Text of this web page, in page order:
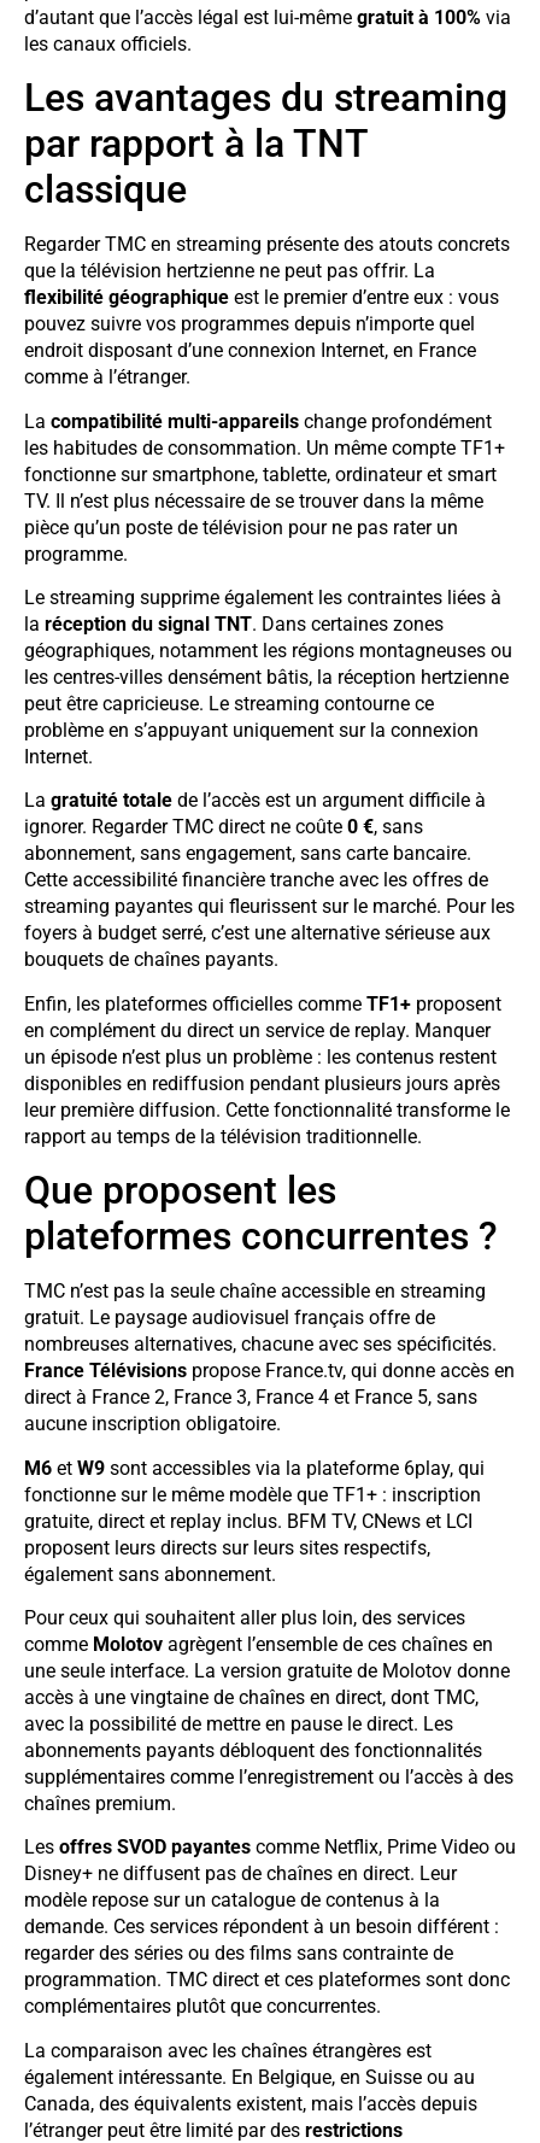
d’autant que l’accès légal est lui-même gratuit à 100% via
les canaux officiels.
Les avantages du streaming
par rapport à la TNT
classique
Regarder TMC en streaming présente des atouts concrets
que la télévision hertzienne ne peut pas offrir. La
flexibilité géographique est le premier d’entre eux : vous
pouvez suivre vos programmes depuis n’importe quel
endroit disposant d’une connexion Internet, en France
comme à l’étranger.
La compatibilité multi-appareils change profondément
les habitudes de consommation. Un même compte TF1+
fonctionne sur smartphone, tablette, ordinateur et smart
TV. Il n’est plus nécessaire de se trouver dans la même
pièce qu’un poste de télévision pour ne pas rater un
programme.
Le streaming supprime également les contraintes liées à
la réception du signal TNT. Dans certaines zones
géographiques, notamment les régions montagneuses ou
les centres-villes densément bâtis, la réception hertzienne
peut être capricieuse. Le streaming contourne ce
problème en s’appuyant uniquement sur la connexion
Internet.
La gratuité totale de l’accès est un argument difficile à
ignorer. Regarder TMC direct ne coûte 0 €, sans
abonnement, sans engagement, sans carte bancaire.
Cette accessibilité financière tranche avec les offres de
streaming payantes qui fleurissent sur le marché. Pour les
foyers à budget serré, c’est une alternative sérieuse aux
bouquets de chaînes payants.
Enfin, les plateformes officielles comme TF1+ proposent
en complément du direct un service de replay. Manquer
un épisode n’est plus un problème : les contenus restent
disponibles en rediffusion pendant plusieurs jours après
leur première diffusion. Cette fonctionnalité transforme le
rapport au temps de la télévision traditionnelle.
Que proposent les
plateformes concurrentes ?
TMC n’est pas la seule chaîne accessible en streaming
gratuit. Le paysage audiovisuel français offre de
nombreuses alternatives, chacune avec ses spécificités.
France Télévisions propose France.tv, qui donne accès en
direct à France 2, France 3, France 4 et France 5, sans
aucune inscription obligatoire.
M6 et W9 sont accessibles via la plateforme 6play, qui
fonctionne sur le même modèle que TF1+ : inscription
gratuite, direct et replay inclus. BFM TV, CNews et LCI
proposent leurs directs sur leurs sites respectifs,
également sans abonnement.
Pour ceux qui souhaitent aller plus loin, des services
comme Molotov agrègent l’ensemble de ces chaînes en
une seule interface. La version gratuite de Molotov donne
accès à une vingtaine de chaînes en direct, dont TMC,
avec la possibilité de mettre en pause le direct. Les
abonnements payants débloquent des fonctionnalités
supplémentaires comme l’enregistrement ou l’accès à des
chaînes premium.
Les offres SVOD payantes comme Netflix, Prime Video ou
Disney+ ne diffusent pas de chaînes en direct. Leur
modèle repose sur un catalogue de contenus à la
demande. Ces services répondent à un besoin différent :
regarder des séries ou des films sans contrainte de
programmation. TMC direct et ces plateformes sont donc
complémentaires plutôt que concurrentes.
La comparaison avec les chaînes étrangères est
également intéressante. En Belgique, en Suisse ou au
Canada, des équivalents existent, mais l’accès depuis
l’étranger peut être limité par des restrictions